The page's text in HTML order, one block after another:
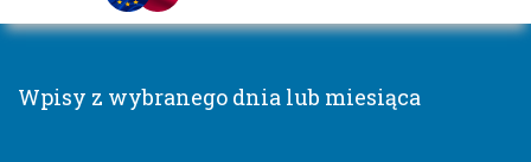
Wpisy z wybranego dnia lub miesiąca